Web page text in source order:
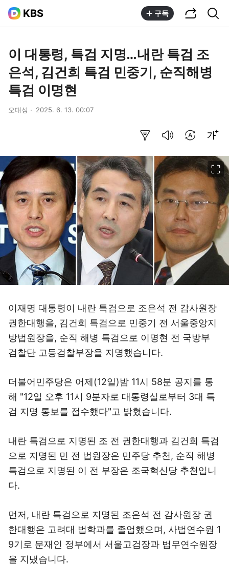
KBS 구독
이 대통령, 특검 지명…내란 특검 조
은석, 김건희 특검 민중기, 순직해병
특검 이명현
오대성 2025. 6. 13. 00:07
이재명 대통령이 내란 특검으로 조은석 전 감사원장
권한대행을, 김건희 특검으로 민중기 전 서울중앙지
방법원장을, 순직 해병 특검으로 이명현 전 국방부
검찰단 고등검찰부장을 지명했습니다.
더불어민주당은 어제(12일)밤 11시 58분 공지를 통
해 "12일 오후 11시 9분자로 대통령실로부터 3대 특
검 지명 통보를 접수했다"고 밝혔습니다.
내란 특검으로 지명된 조 전 권한대행과 김건희 특검
으로 지명된 민 전 법원장은 민주당 추천, 순직 해병
특검으로 지명된 이 전 부장은 조국혁신당 추천입니
다.
먼저, 내란 특검으로 지명된 조은석 전 감사원장 권
한대행은 고려대 법학과를 졸업했으며, 사법연수원 1
9기로 문재인 정부에서 서울고검장과 법무연수원장
을 지냈습니다.